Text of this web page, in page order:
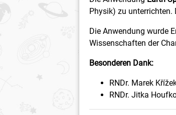
Physik) zu unterrichten.
Die Anwendung wurde
Wissenschaften der
Besonderen Dank:
RNDr. Marek
RNDr. Jitka